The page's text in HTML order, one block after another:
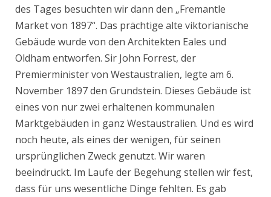
des Tages besuchten wir dann den „Fremantle
Market von 1897“. Das prächtige alte viktorianische
Gebäude wurde von den Architekten Eales und
Oldham entworfen. Sir John Forrest, der
Premierminister von Westaustralien, legte am 6.
November 1897 den Grundstein. Dieses Gebäude ist
eines von nur zwei erhaltenen kommunalen
Marktgebäuden in ganz Westaustralien. Und es wird
noch heute, als eines der wenigen, für seinen
ursprünglichen Zweck genutzt. Wir waren
beeindruckt. Im Laufe der Begehung stellen wir fest,
dass für uns wesentliche Dinge fehlten. Es gab